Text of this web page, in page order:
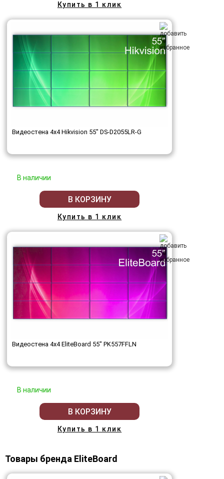
Купить в 1 клик
Видеостена 4x4 Hikvision 55" DS-D2055LR-G
В наличии
В КОРЗИНУ
Купить в 1 клик
Видеостена 4x4 EliteBoard 55" PK557FFLN
В наличии
В КОРЗИНУ
Купить в 1 клик
Товары бренда EliteBoard